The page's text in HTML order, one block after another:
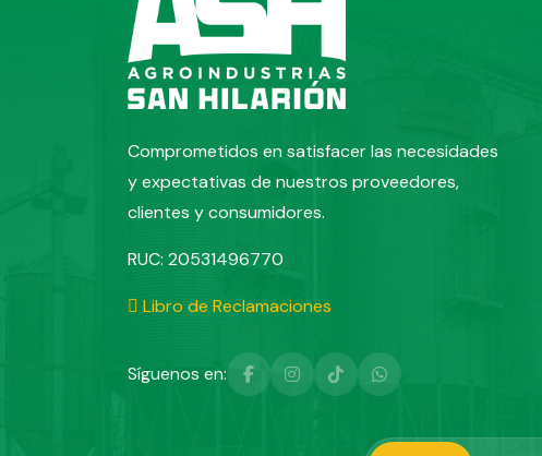
Comprometidos en satisfacer las necesidades
y expectativas de nuestros proveedores,
clientes y consumidores.
RUC: 20531496770
Libro de Reclamaciones
Síguenos en: